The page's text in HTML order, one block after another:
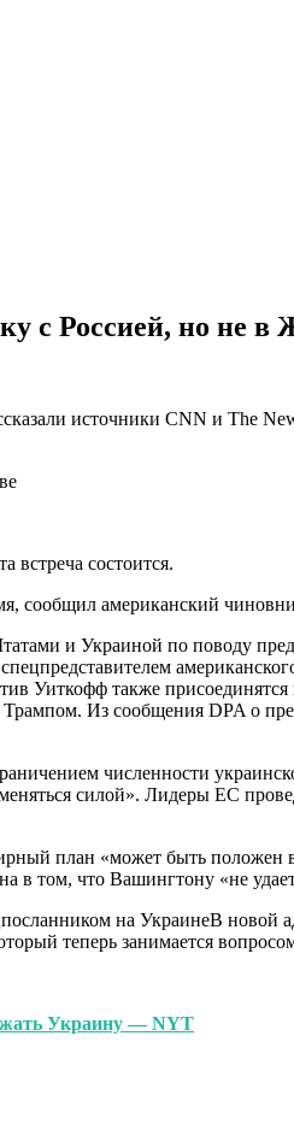
с Россией, но не в
источники CNN и The
встреча состоится.
сообщил американский
и Украиной по поводу
Уиткофф также
Из сообщения DPA о
численности
силой». Лидеры ЕС
план «может быть положен в
том, что Вашингтону «не
на УкраинеВ
теперь занимается вопросом
Украину — NYT